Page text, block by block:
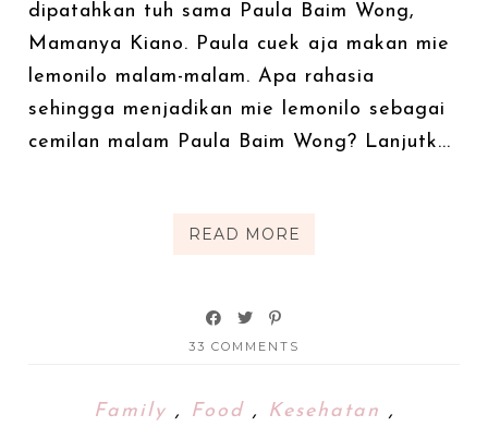
dipatahkan tuh sama Paula Baim Wong,
Mamanya Kiano. Paula cuek aja makan mie
lemonilo malam-malam. Apa rahasia
sehingga menjadikan mie lemonilo sebagai
cemilan malam Paula Baim Wong? Lanjutk...
READ MORE
33 COMMENTS
Family , Food , Kesehatan ,